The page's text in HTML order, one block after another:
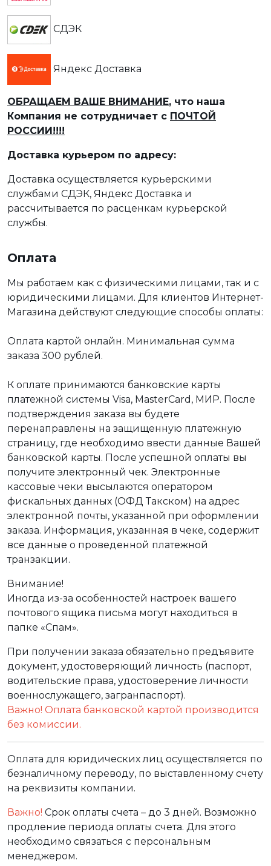
СДЭК
Яндекс Доставка
ОБРАЩАЕМ ВАШЕ ВНИМАНИЕ, что наша
Компания не сотрудничает с ПОЧТОЙ
РОССИИ!!!!
Доставка курьером по адресу:
Доставка осуществляется курьерскими
службами СДЭК, Яндекс Доставка и
рассчитывается по расценкам курьерской
службы.
Оплата
Мы работаем как с физическими лицами, так и с
юридическими лицами. Для клиентов Интернет-
Магазина действуют следующие способы оплаты:
Оплата картой онлайн. Минимальная сумма
заказа 300 рублей.
К оплате принимаются банковские карты
платежной системы Visa, MasterCard, МИР. После
подтверждения заказа вы будете
перенаправлены на защищенную платежную
страницу, где необходимо ввести данные Вашей
банковской карты. После успешной оплаты вы
получите электронный чек. Электронные
кассовые чеки высылаются оператором
фискальных данных (ОФД Такском) на адрес
электронной почты, указанной при оформлении
заказа. Информация, указанная в чеке, содержит
все данные о проведенной платежной
транзакции.
Внимание!
Иногда из-за особенностей настроек вашего
почтового ящика письма могут находиться в
папке «Спам».
При получении заказа обязательно предъявите
документ, удостоверяющий личность (паспорт,
водительские права, удостоверение личности
военнослужащего, загранпаспорт).
Важно! Оплата банковской картой производится
без комиссии.
Оплата для юридических лиц осуществляется по
безналичному переводу, по выставленному счету
на реквизиты компании.
Важно! Срок оплаты счета – до 3 дней. Возможно
продление периода оплаты счета. Для этого
необходимо связаться с персональным
менеджером.